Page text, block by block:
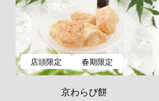
店頭限定 春期限定
京わらび餅